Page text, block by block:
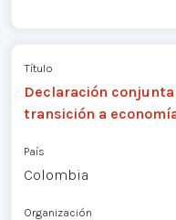
Título
Declaración
transición a
País
Colombia
Organización